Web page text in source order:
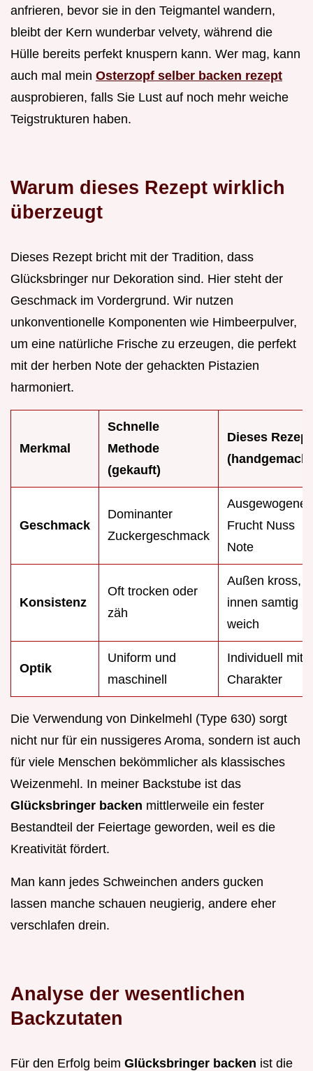
anfrieren, bevor sie in den Teigmantel wandern,
bleibt der Kern wunderbar velvety, während die
Hülle bereits perfekt knuspern kann. Wer mag, kann
auch mal mein Osterzopf selber backen rezept
ausprobieren, falls Sie Lust auf noch mehr weiche
Teigstrukturen haben.
Warum dieses Rezept wirklich
überzeugt
Dieses Rezept bricht mit der Tradition, dass
Glücksbringer nur Dekoration sind. Hier steht der
Geschmack im Vordergrund. Wir nutzen
unkonventionelle Komponenten wie Himbeerpulver,
um eine natürliche Frische zu erzeugen, die perfekt
mit der herben Note der gehackten Pistazien
harmoniert.
Merkmal
Schnelle
Methode
(gekauft)
Dieses Rezept
Geschmack
Dominanter
Zuckergeschmack
Ausgewogene
Frucht Nuss
Note
Konsistenz
Oft trocken oder
zäh
Außen kross,
innen samtig
weich
Optik
Uniform und
maschinell
Individuell mit
Charakter
Die Verwendung von Dinkelmehl (Type 630) sorgt
nicht nur für ein nussigeres Aroma, sondern ist auch
für viele Menschen bekömmlicher als klassisches
Weizenmehl. In meiner Backstube ist das
Glücksbringer backen mittlerweile ein fester
Bestandteil der Feiertage geworden, weil es die
Kreativität fördert.
Man kann jedes Schweinchen anders gucken
lassen manche schauen neugierig, andere eher
verschlafen drein.
Analyse der wesentlichen
Backzutaten
Für den Erfolg beim Glücksbringer backen ist die